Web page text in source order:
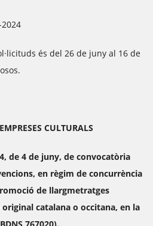
és del 26 de juny al 16 de
CULTURALS
de 4 de juny, de convocatòria
en règim de concurrència
de llargmetratges
catalana o occitana, en la